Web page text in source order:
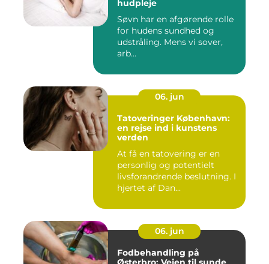
hudpleje
Søvn har en afgørende rolle
for hudens sundhed og
udstråling. Mens vi sover,
arb...
06. jun
Tatoveringer København:
en rejse ind i kunstens
verden
At få en tatovering er en
personlig og potentielt
livsforandrende beslutning. I
hjertet af Dan...
06. jun
Fodbehandling på